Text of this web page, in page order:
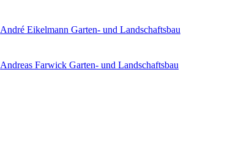
André Eikelmann Garten- und Landschaftsbau
Andreas Farwick Garten- und Landschaftsbau